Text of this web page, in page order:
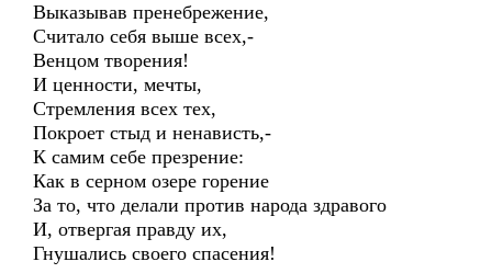
Выказывав пренебрежение,
Считало себя выше всех,-
Венцом творения!
И ценности, мечты,
Стремления всех тех,
Покроет стыд и ненависть,-
К самим себе презрение:
Как в серном озере горение
За то, что делали против народа здравого
И, отвергая правду их,
Гнушались своего спасения!